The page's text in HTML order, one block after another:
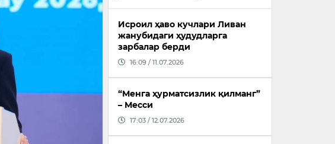
Исроил ҳаво кучлари Ливан
жанубидаги ҳудудларга
зарбалар берди
16:09 / 11.07.2026
“Менга ҳурматсизлик қилманг”
– Месси
17:03 / 12.07.2026